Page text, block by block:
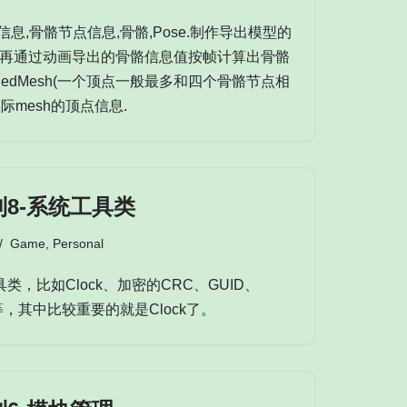
息,骨骼节点信息,骨骼,Pose.制作导出模型的
通过动画导出的骨骼信息值按帧计算出骨骼
一个顶点一般最多和四个骨骼节点相
mesh的顶点信息.
系统工具类
Game Personal
，比如Clock、加密的CRC、GUID、
其中比较重要的就是Clock了。